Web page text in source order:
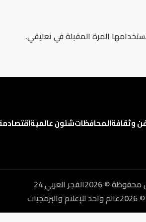
المرة المقبلة في تعليقي.
وثقافةالمحافظاتشئون عالميةاقتصاد
العربي 24